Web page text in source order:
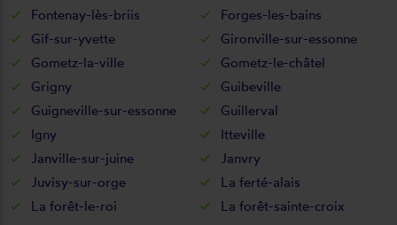
Fontenay-lès-briis
Forges-les-bains
Gif-sur-yvette
Gironville-sur-essonne
Gometz-la-ville
Gometz-le-châtel
Grigny
Guibeville
Guigneville-sur-essonne
Guillerval
Igny
Itteville
Janville-sur-juine
Janvry
Juvisy-sur-orge
La ferté-alais
La forêt-le-roi
La forêt-sainte-croix